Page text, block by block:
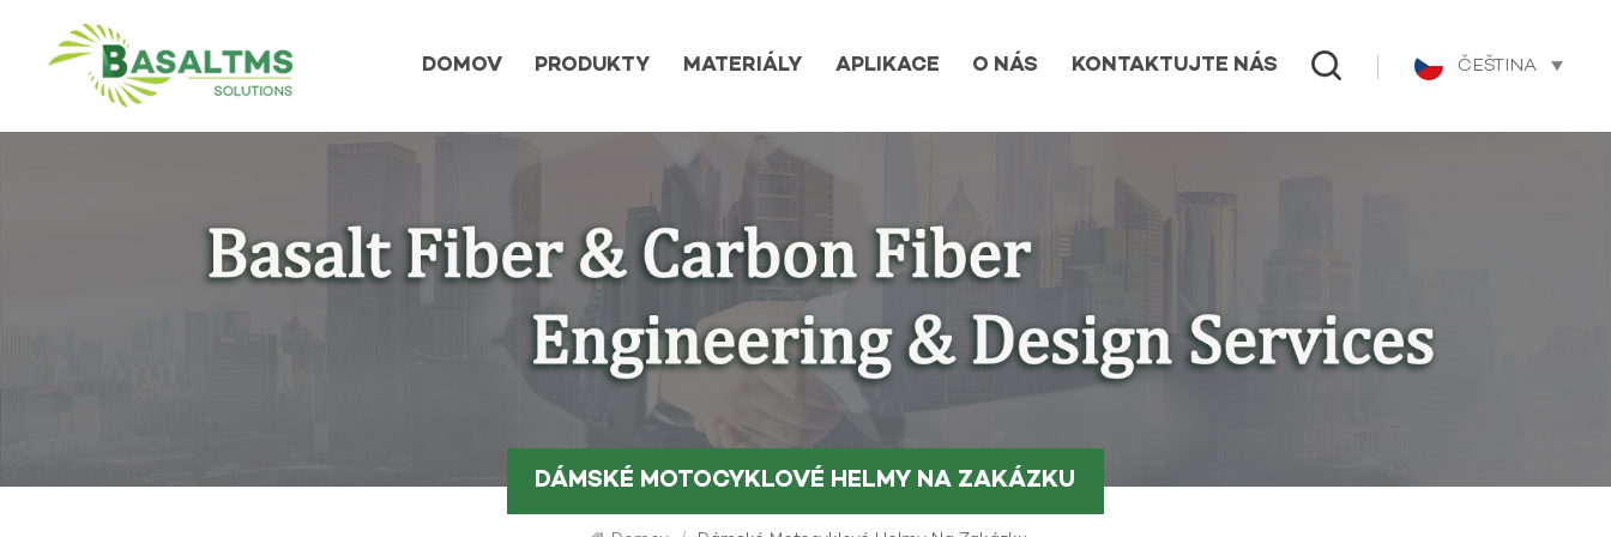
DOMOV PRODUKTY MATERIÁLY APLIKACE O NÁS KONTAKTUJTE NÁS ČEŠTINA
DÁMSKÉ MOTOCYKLOVÉ HELMY NA ZAKÁZKU